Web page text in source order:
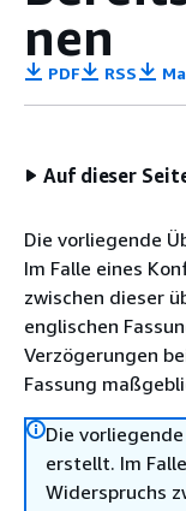
nen
PDF RSS
Auf dieser
Die vorliegende
Im Falle eines
zwischen dieser
englischen
Verzögerungen
Fassung
Die
erstellt. Im
Widerspruchs